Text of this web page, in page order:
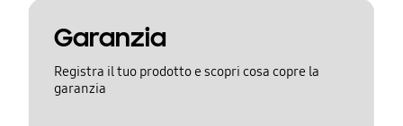
Garanzia
Registra il tuo prodotto e scopri cosa copre la
garanzia